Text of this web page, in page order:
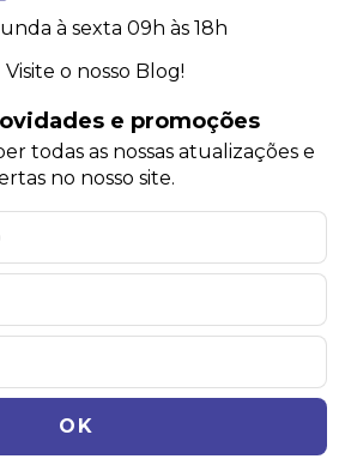
à sexta 09h às 18h
Visite o nosso Blog!
e promoções
todas as nossas atualizações e
no nosso site.